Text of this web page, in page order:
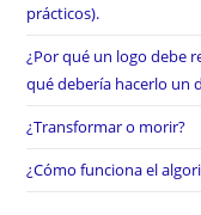
prácticos).
¿Por qué un logo debe
qué debería hacerlo un
¿Transformar o morir?
¿Cómo funciona el